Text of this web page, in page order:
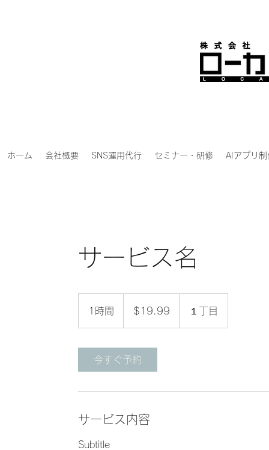
ホーム 会社概要 SNS運用代行 セミナー・研修 AIアプリ制
サービス名
1時間 $19.99 １丁目
今すぐ予約
サービス内容
Subtitle